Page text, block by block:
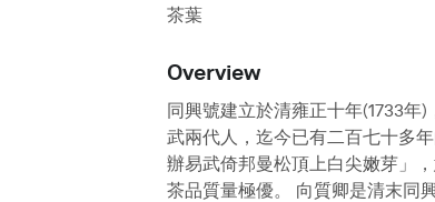
茶葉
Overview
同興號建立於清雍正十年(1733年
武兩代人，迄今已有二百七十多
辦易武倚邦曼松頂上白尖嫩芽」
茶品質量極優。 向質卿是清末同